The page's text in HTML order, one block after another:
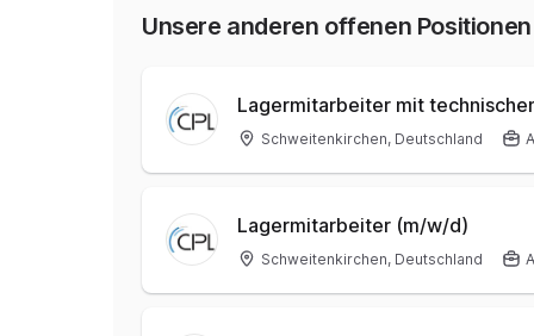
Unsere anderen offenen Positionen
Lagermitarbeiter mit
Schweitenkirchen, Deutschland
Lagermitarbeiter (m/w/d)
Schweitenkirchen, Deutschland